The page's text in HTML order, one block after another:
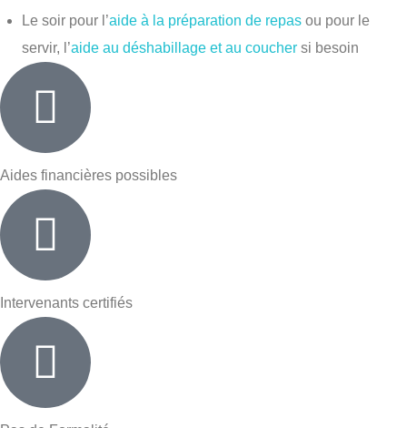
Le soir pour l’aide à la préparation de repas ou pour le
servir, l’aide au déshabillage et au coucher si besoin
Aides financières possibles
Intervenants certifiés